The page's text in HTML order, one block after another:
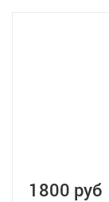
1800 руб